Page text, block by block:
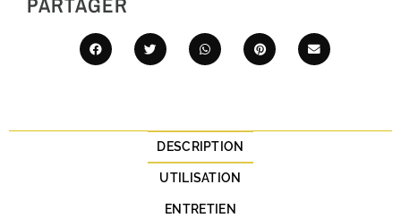
DESCRIPTION
UTILISATION
ENTRETIEN